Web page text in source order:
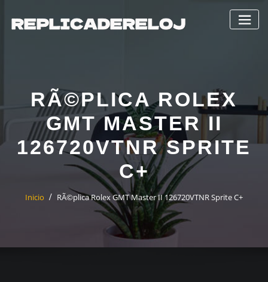
contenido
RÃ©PLICA ROLEX
GMT MASTER II
126720VTNR SPRITE
C+
Inicio RÃ©plica Rolex GMT Master II 126720VTNR Sprite C+